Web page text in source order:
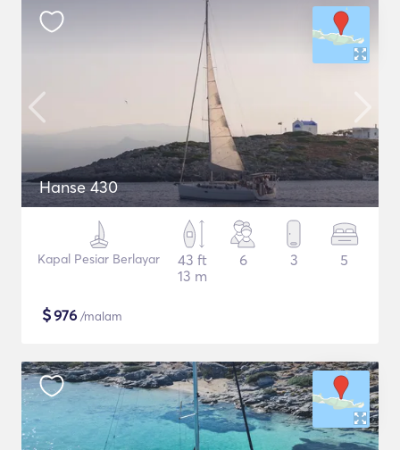
Hanse 430
Kapal Pesiar Berlayar
43 ft
13 m
6 3 5
$976 /malam